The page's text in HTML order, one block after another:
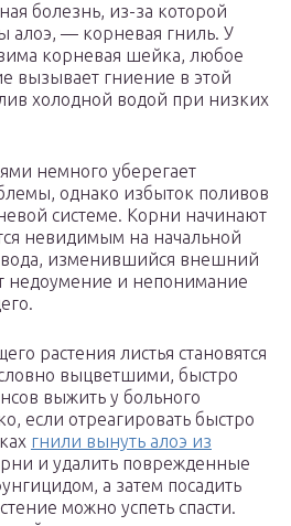
болезнь, из-за которой
алоэ, — корневая гниль. У
корневая шейка, любое
вызывает гниение в этой
холодной водой при низких
немного уберегает
однако избыток поливов
системе. Корни начинают
невидимым на начальной
изменившийся внешний
недоумение и непонимание
растения листья становятся
выцветшими, быстро
выжить у больного
если отреагировать быстро
гнили вынуть алоэ из
и удалить поврежденные
а затем посадить
можно успеть спасти.